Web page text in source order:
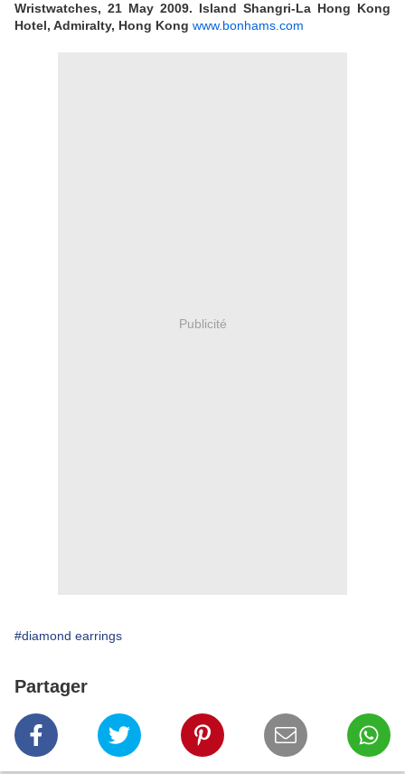
Wristwatches, 21 May 2009. Island Shangri-La Hong Kong
Hotel, Admiralty, Hong Kong www.bonhams.com
Publicité
#diamond earrings
Partager